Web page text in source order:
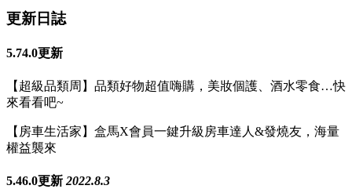
更新日誌
5.74.0更新
【超級品類周】品類好物超值嗨購，美妝個護、酒水零食…快
來看看吧~
【房車生活家】盒馬X會員一鍵升級房車達人&發燒友，海量
權益襲來
5.46.0更新 2022.8.3